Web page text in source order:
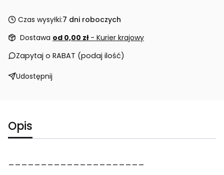
Czas wysyłki:7 dni roboczych
Dostawa od 0,00 zł - Kurier krajowy
Zapytaj o RABAT (podaj ilość)
Udostępnij
Opis